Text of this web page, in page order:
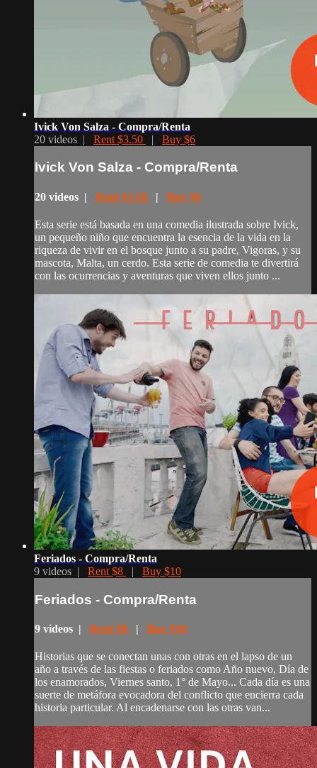
Ivick Von Salza - Compra/Renta
20 videos | Rent $3.50 | Buy $6
Ivick Von Salza - Compra/Renta
20 videos | Rent $3.50 | Buy $6
Esta serie está basada en una comedia ilustrada sobre Ivick,
un pequeño niño que encuentra la esencia de la vida en la
riqueza de vivir en el bosque junto a su padre, Vigoras, y su
mascota, Malta, un cerdo. Esta serie de comedia te divertirá
con las ocurrencias y aventuras que viven ellos junto ...
Feriados - Compra/Renta
9 videos | Rent $8 | Buy $10
Feriados - Compra/Renta
9 videos | Rent $8 | Buy $10
Historias que se conectan unas con otras en el lapso de un
año a través de las fiestas o feriados como Año nuevo, Día de
los enamorados, Viernes santo, 1° de Mayo... Cada día es una
suerte de metáfora evocadora del conflicto que encierra cada
historia particular. Al encadenarse con las otras van...